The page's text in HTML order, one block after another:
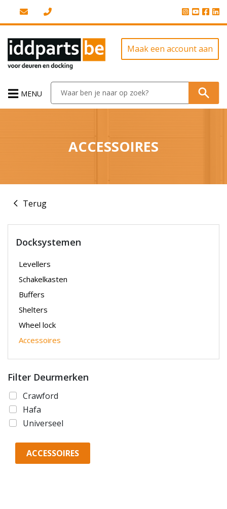
Maak een account aan
MENU
ACCESSOIRES
Terug
Docksystemen
Levellers
Schakelkasten
Buffers
Shelters
Wheel lock
Accessoires
Filter Deurmerken
Crawford
Hafa
Universeel
ACCESSOIRES